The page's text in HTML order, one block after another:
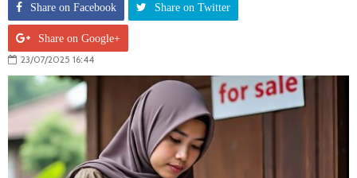
Share on Facebook Share on Twitter
Share on Google+
23/07/2025 16:44